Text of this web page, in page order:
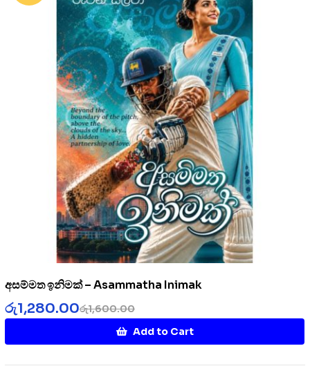
අසම්මත ඉනිමක් – Asammatha Inimak
රු1,600.00
රු1,280.00
Add to Cart